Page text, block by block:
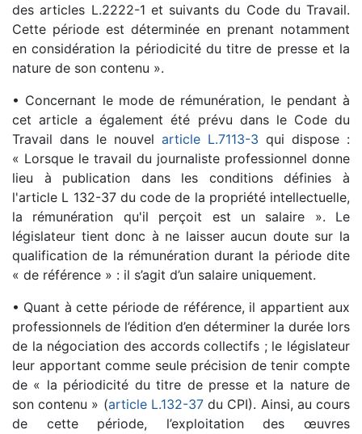
des articles L.2222-1 et suivants du Code du Travail.
Cette période est déterminée en prenant notamment
en considération la périodicité du titre de presse et la
nature de son contenu ».
• Concernant le mode de rémunération, le pendant à
cet article a également été prévu dans le Code du
Travail dans le nouvel article L.7113-3 qui dispose :
« Lorsque le travail du journaliste professionnel donne
lieu à publication dans les conditions définies à
l'article L 132-37 du code de la propriété intellectuelle,
la rémunération qu'il perçoit est un salaire ». Le
législateur tient donc à ne laisser aucun doute sur la
qualification de la rémunération durant la période dite
« de référence » : il s’agit d’un salaire uniquement.
• Quant à cette période de référence, il appartient aux
professionnels de l’édition d’en déterminer la durée lors
de la négociation des accords collectifs ; le législateur
leur apportant comme seule précision de tenir compte
de « la périodicité du titre de presse et la nature de
son contenu » (article L.132-37du CPI). Ainsi, au cours
de cette période, l’exploitation des œuvres